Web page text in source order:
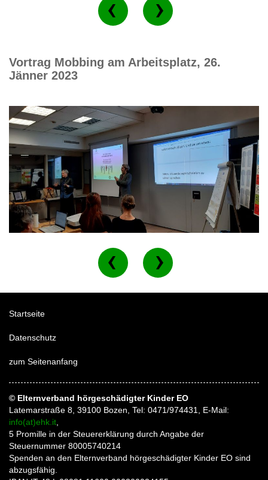
Vortrag Mobbing am Arbeitsplatz, 26.
Jänner 2023
Startseite
Datenschutz
zum Seitenanfang
© Elternverband hörgeschädigter Kinder EO
Latemarstraße 8, 39100 Bozen, Tel: 0471/974431, E-Mail:
info(at)ehk.it
5 Promille in der Steuererklärung durch Angabe der
Steuernummer 80005740214
Spenden an den Elternverband hörgeschädigter Kinder EO sind
abzugsfähig.